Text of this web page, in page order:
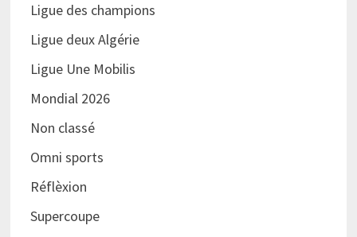
Ligue des champions
Ligue deux Algérie
Ligue Une Mobilis
Mondial 2026
Non classé
Omni sports
Réflèxion
Supercoupe